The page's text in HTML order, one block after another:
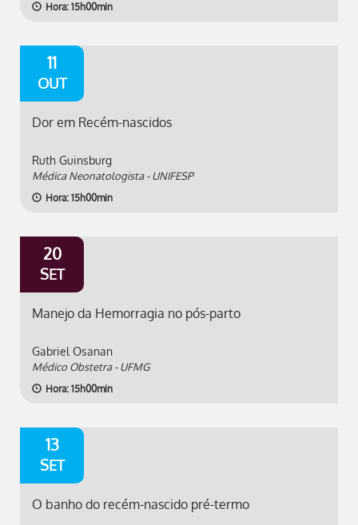
Hora: 15h00min
11
OUT
Dor em Recém-nascidos
Ruth Guinsburg
Médica Neonatologista - UNIFESP
Hora: 15h00min
20
SET
Manejo da Hemorragia no pós-parto
Gabriel Osanan
Médico Obstetra - UFMG
Hora: 15h00min
13
SET
O banho do recém-nascido pré-termo